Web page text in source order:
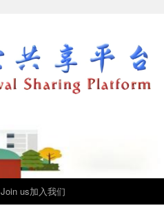
Join us加入我们